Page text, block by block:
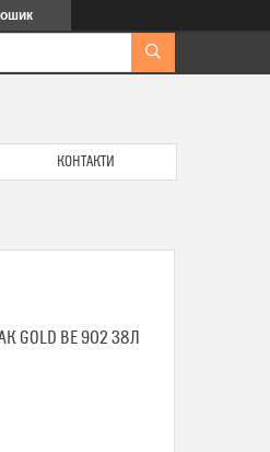
КОНТАКТИ
BE 902 38Л